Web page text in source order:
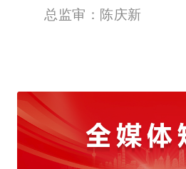
总监审：陈庆新